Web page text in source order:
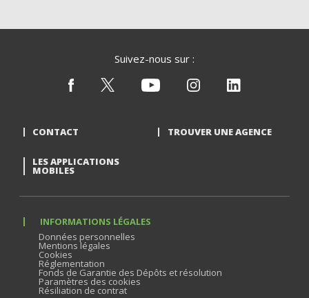
Suivez-nous sur :
CONTACT TROUVER UNE AGENCE
LES APPLICATIONS
MOBILES
INFORMATIONS LÉGALES
Données personnelles
Mentions légales
Cookies
Réglementation
Fonds de Garantie des Dépôts et résolution
Paramètres des cookies
Résiliation de contrat